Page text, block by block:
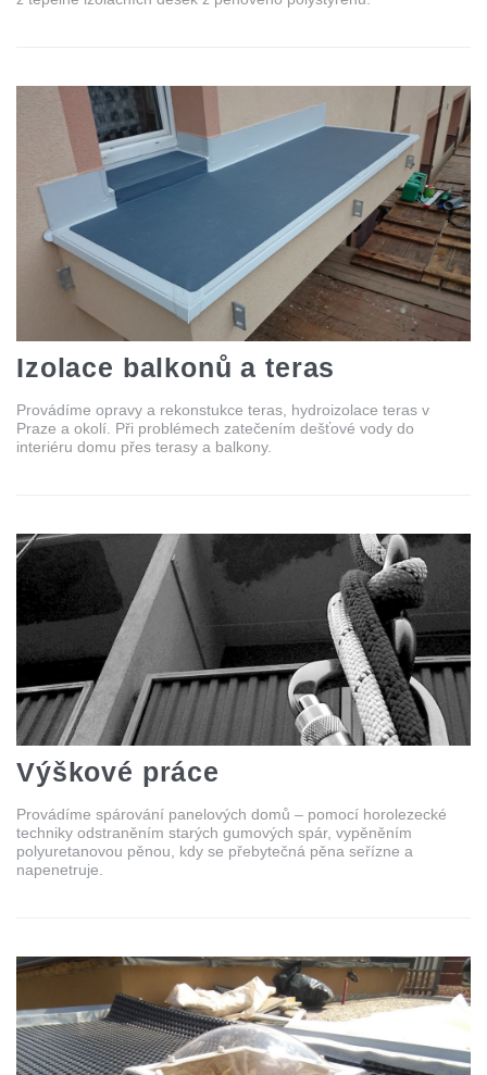
Izolace balkonů a teras
Provádíme opravy a rekonstukce teras, hydroizolace teras v
Praze a okolí. Při problémech zatečením dešťové vody do
interiéru domu přes terasy a balkony.
Výškové práce
Provádíme spárování panelových domů – pomocí horolezecké
techniky odstraněním starých gumových spár, vypěněním
polyuretanovou pěnou, kdy se přebytečná pěna seřízne a
napenetruje.